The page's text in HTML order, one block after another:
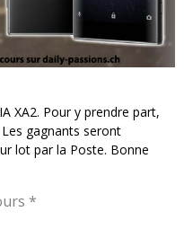
Yoshi and the mysterious book
XA2. Pour y prendre part,
gagnants seront
lot par la Poste. Bonne
*